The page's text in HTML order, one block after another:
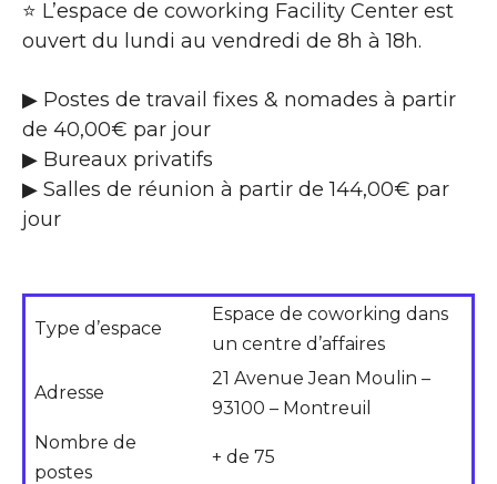
⭐ L’espace de coworking Facility Center est
ouvert du lundi au vendredi de 8h à 18h.
▶ Postes de travail fixes & nomades à partir
de 40,00€ par jour
▶ Bureaux privatifs
▶ Salles de réunion à partir de 144,00€ par
jour
Type d’espace
Espace de coworking dans
un centre d’affaires
Adresse
21 Avenue Jean Moulin –
93100 – Montreuil
Nombre de
postes
+ de 75